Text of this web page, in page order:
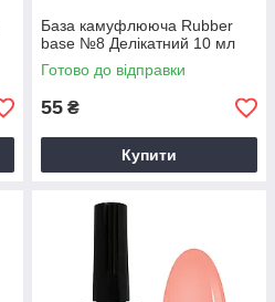
База камуфлююча Rubber
base №8 Делікатний 10 мл
Готово до відправки
55 ₴
Купити